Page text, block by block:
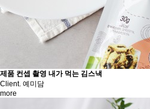
제품 컨셉 촬영 내가 먹는 김스낵
Client. 예미담
more